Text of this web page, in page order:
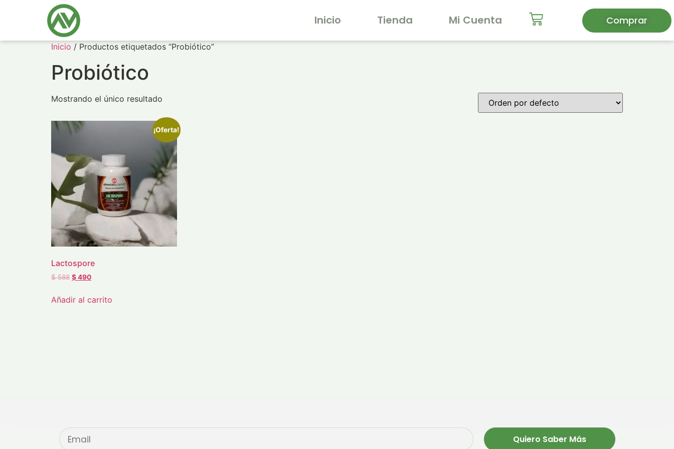
Inicio Tienda Mi Cuenta Comprar
Inicio / Productos etiquetados “Probiótico”
Probiótico
Mostrando el único resultado
¡Oferta!
Lactospore
$588 $490
Añadir al carrito
Quiero Saber Más